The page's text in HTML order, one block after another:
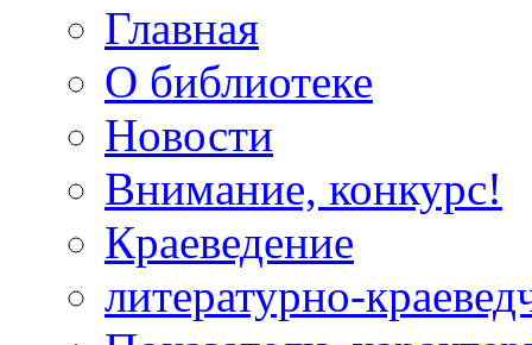
Главная
О библиотеке
Новости
Внимание, конкурс!
Краеведение
литературно-